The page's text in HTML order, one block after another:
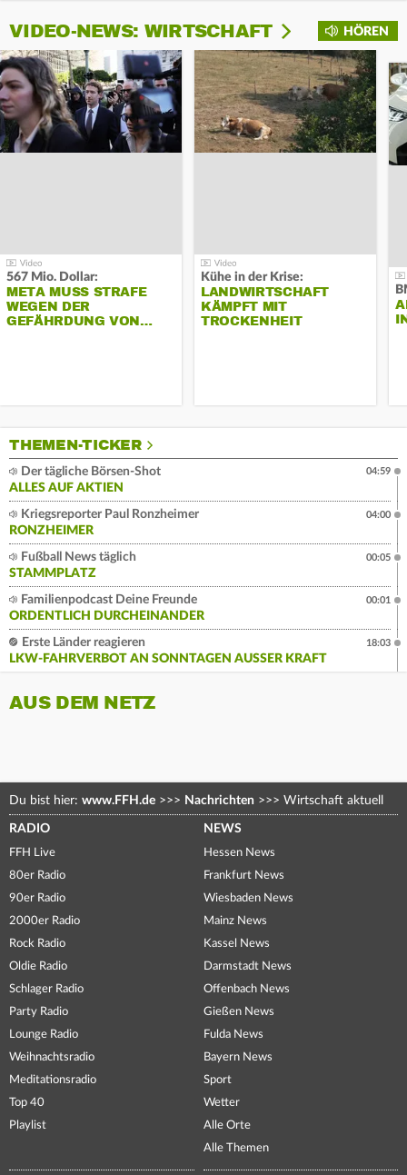
HÖREN
VIDEO-NEWS: WIRTSCHAFT
567 Mio. Dollar:
META MUSS STRAFE
WEGEN DER
GEFÄHRDUNG VON…
Kühe in der Krise:
LANDWIRTSCHAFT
KÄMPFT MIT
TROCKENHEIT
THEMEN-TICKER
Der tägliche Börsen-Shot
ALLES AUF AKTIEN
04:59
Kriegsreporter Paul Ronzheimer
RONZHEIMER
04:00
Fußball News täglich
STAMMPLATZ
00:05
Familienpodcast Deine Freunde
ORDENTLICH DURCHEINANDER
00:01
Erste Länder reagieren
LKW-FAHRVERBOT AN SONNTAGEN AUSSER KRAFT
18:03
AUS DEM NETZ
Du bist hier: www.FFH.de >>> Nachrichten >>> Wirtschaft aktuell
RADIO
FFH Live
80er Radio
90er Radio
2000er Radio
Rock Radio
Oldie Radio
Schlager Radio
Party Radio
Lounge Radio
Weihnachtsradio
Meditationsradio
Top 40
Playlist
NEWS
Hessen News
Frankfurt News
Wiesbaden News
Mainz News
Kassel News
Darmstadt News
Offenbach News
Gießen News
Fulda News
Bayern News
Sport
Wetter
Alle Orte
Alle Themen